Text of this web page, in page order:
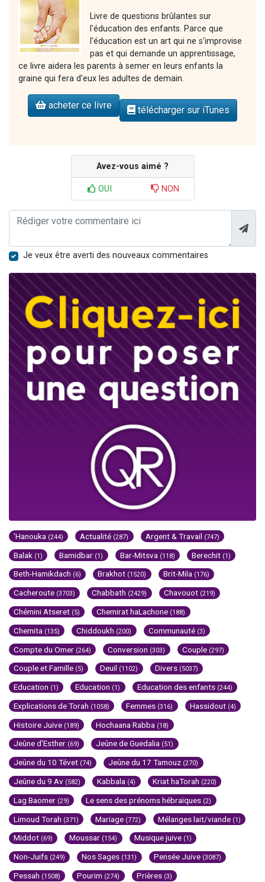
Livre de questions brûlantes sur
l'éducation des enfants. Parce que
l'éducation est un art qui ne s'improvise
pas et qui demande un apprentissage,
ce livre aidera les parents à semer en leurs enfants la
graine qui fera d'eux les adultes de demain.
acheter ce livre télécharger sur iTunes
Avez-vous aimé ?
OUI NON
Je veux être averti des nouveaux commentaires
'Hanouka (244) Actualité (287) Argent & Travail (747)
Balak (1) Bamidbar (1) Bar-Mitsva (118) Berechit (1)
Beth-Hamikdach (6) Brakhot (1520) Brit-Mila (176)
Cacheroute (3703) Chabbath (2429) Chavouot (219)
Chémini Atseret (5) Chemirat haLachone (188)
Chemita (135) Chiddoukh (200) Communauté (3)
Compte du Omer (264) Conversion (303) Couple (297)
Couple et Famille (5) Deuil (1102) Divers (5037)
Education (1) Education (1) Education des enfants (244)
Explications de Torah (1058) Femmes (316) Hassidout (4)
Histoire Juive (189) Hochaana Rabba (18)
Jeûne d'Esther (69) Jeûne de Guedalia (51)
Jeûne du 10 Tévet (74) Jeûne du 17 Tamouz (270)
Jeûne du 9 Av (582) Kabbala (4) Kriat haTorah (220)
Lag Baomer (29) Le sens des prénoms hébraïques (2)
Limoud Torah (371) Mariage (772) Mélanges lait/viande (1)
Middot (69) Moussar (154) Musique juive (1)
Non-Juifs (249) Nos Sages (131) Pensée Juive (3087)
Pessah (1508) Pourim (274) Prières (3)